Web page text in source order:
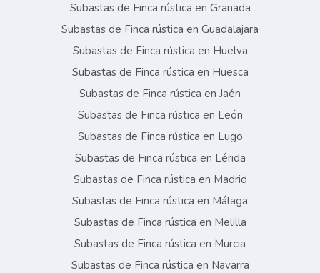
Subastas de Finca rústica en Granada
Subastas de Finca rústica en Guadalajara
Subastas de Finca rústica en Huelva
Subastas de Finca rústica en Huesca
Subastas de Finca rústica en Jaén
Subastas de Finca rústica en León
Subastas de Finca rústica en Lugo
Subastas de Finca rústica en Lérida
Subastas de Finca rústica en Madrid
Subastas de Finca rústica en Málaga
Subastas de Finca rústica en Melilla
Subastas de Finca rústica en Murcia
Subastas de Finca rústica en Navarra